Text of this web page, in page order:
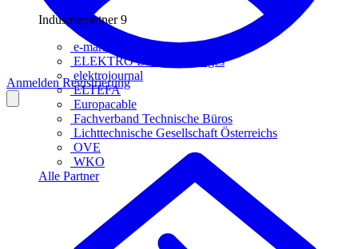
Industriepartner 9
e-marke
ELEKTRO Daten Serviceges
elektrojournal
ELTEFA
Europacable
Fachverband Technische Büros
Lichttechnische Gesellschaft Österreichs
OVE
WKO
Alle Partner
AnmeldenRegistrierung